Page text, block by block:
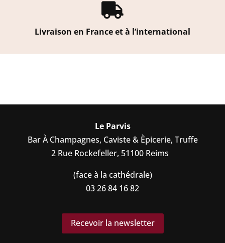

Livraison en France et à l’international
Le Parvis
Bar À Champagnes, Caviste & Èpicerie, Truffe
2 Rue Rockefeller, 51100 Reims
(face à la cathédrale)
03 26 84 16 82
Recevoir la newsletter